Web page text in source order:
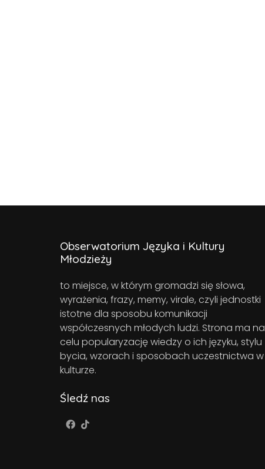
Obserwatorium Języka i Kultury
Młodzieży
to miejsce, w którym gromadzi się słowa,
wyrażenia, frazy, memy, virale, czyli jednostki
istotne dla sposobu komunikacji
współczesnych młodych ludzi. Strona ma na
celu popularyzację wiedzy o ich języku, stylu
bycia, wzorach i sposobach uczestnictwa w
kulturze.
Śledź nas